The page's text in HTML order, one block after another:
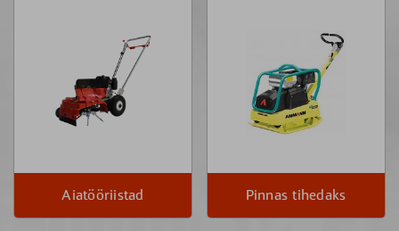
Aiatööriistad Pinnas tihedaks